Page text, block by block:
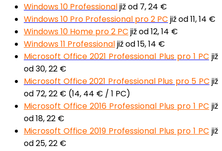
Windows 10 Professionaljiž od 7, 24 €
Windows 10 Pro Professional pro 2 PC již od 11, 14 €
Windows 10 Home pro 2 PC již od 12, 14 €
Windows 11 Professionaljiž od 15, 14 €
Microsoft Office 2021 Professional Plus pro 1 PC již
od 30, 22 €
Microsoft Office 2021 Professional Plus pro 5 PC již
od 72, 22 € (14, 44 € / 1 PC)
Microsoft Office 2016 Professional Plus pro 1 PC již
od 18, 22 €
Microsoft Office 2019 Professional Plus pro 1 PC již
od 25, 22 €